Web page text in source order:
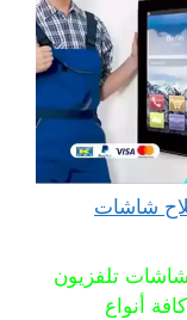
55880595 إصلاح شاشات
تلفزيون
أنواع